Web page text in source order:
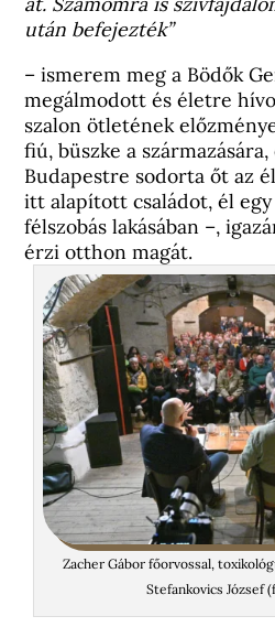
után befejezték”
– ismerem meg a Bödők
megálmodott és életre
szalon ötletének
fiú, büszke a
Budapestre sodorta őt az
itt alapított családot, él egy
félszobás lakásában –,
érzi otthon magát.
Zacher Gábor főorvossal,
Stefankovics József